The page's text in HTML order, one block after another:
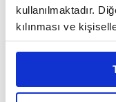
kullanılmaktadır.
kılınması ve
reklam/pazarlama
Çerezlere ilişkin
belirleyebilirsiniz.